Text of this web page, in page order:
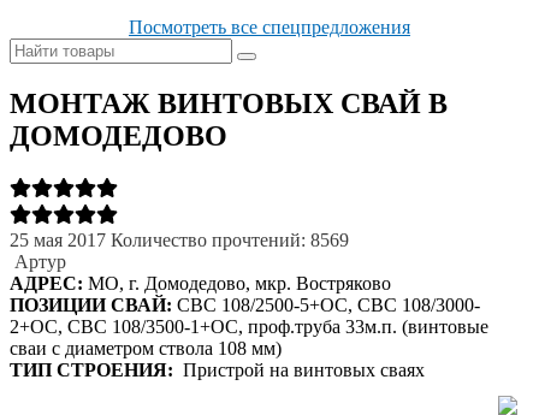
Посмотреть все спецпредложения
МОНТАЖ ВИНТОВЫХ СВАЙ В
ДОМОДЕДОВО
25 мая 2017 Количество прочтений: 8569
Артур
АДРЕС: МО, г. Домодедово, мкр. Востряково
ПОЗИЦИИ СВАЙ: СВС 108/2500-5+ОС, СВС 108/3000-
2+ОС, СВС 108/3500-1+ОС, проф.труба 33м.п. (винтовые
сваи с диаметром ствола 108 мм)
ТИП СТРОЕНИЯ: Пристрой на винтовых сваях